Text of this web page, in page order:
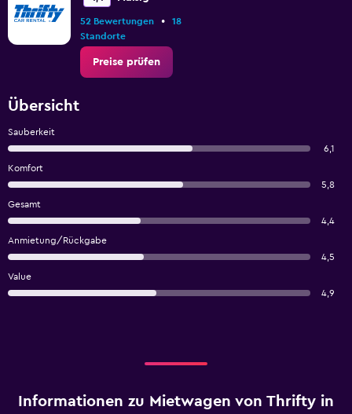
52 Bewertungen •
18
Standorte
Preise prüfen
Übersicht
Sauberkeit
6,1
Komfort
5,8
Gesamt
4,4
Anmietung/Rückgabe
4,5
Value
4,9
Informationen zu Mietwagen von Thrifty in